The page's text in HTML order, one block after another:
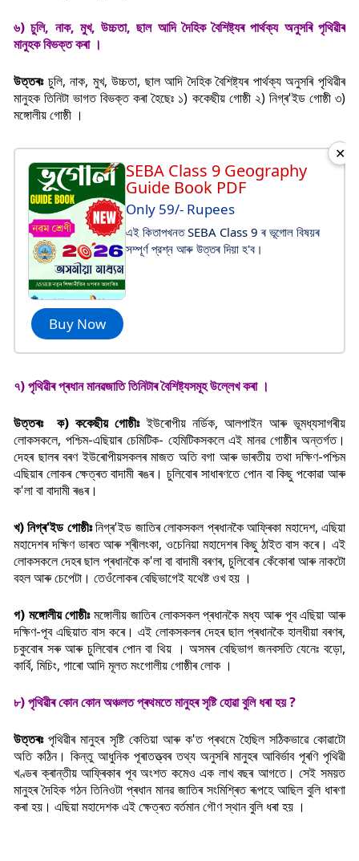
৬) চুলি, নাক, মুখ, উচ্চতা, ছাল আদি দৈহিক বৈশিষ্ট্যৰ পাৰ্থক্য অনুসৰি পৃথিৱীৰ
মানুহক বিভক্ত কৰা ।
উত্তৰঃ চুলি, নাক, মুখ, উচ্চতা, ছাল আদি দৈহিক বৈশিষ্ট্যৰ পাৰ্থক্য অনুসৰি পৃথিৱীৰ
মানুহক তিনিটা ভাগত বিভক্ত কৰা হৈছেঃ ১) ককেছীয় গোষ্ঠী ২) নিগ্ৰ'ইড গোষ্ঠী ৩)
মঙ্গোলীয় গোষ্ঠী ।
Buy Now
SEBA Class 9 Geography
Guide Book PDF
Only 59/- Rupees
এই কিতাপখনত SEBA Class 9 ৰ ভূগোল বিষয়ৰ
সম্পূর্ণ প্রশ্ন আৰু উত্তৰ দিয়া হ'ব।
✕
৭) পৃথিৱীৰ প্ৰধান মানৱজাতি তিনিটাৰ বৈশিষ্ট্যসমূহ উল্লেখ কৰা ।
উত্তৰঃ ক) ককেছীয় গোষ্ঠীঃইউৰোপীয় নৰ্ডিক, আলপাইন আৰু ভূমধ্যসাগৰীয়
লোকসকলে, পশ্চিম-এছিয়াৰ চেমিটিক- হেমিটিকসকলে এই মানৱ গোষ্ঠীৰ অন্তৰ্গত।
দেহৰ ছালৰ বৰণ ইউৰোপীয়সকলৰ মাজত অতি বগা আৰু ভাৰতীয় তথা দক্ষিণ-পশ্চিম
এছিয়াৰ লোকৰ ক্ষেত্ৰত বাদামী ৰঙৰ। চুলিবোৰ সাধাৰণতে পোন বা কিছু পকোৱা আৰু
ক'লা বা বাদামী ৰঙৰ।
খ) নিগ্ৰ'ইড গোষ্ঠীঃ নিগ্ৰ'ইড জাতিৰ লোকসকল প্ৰধানকৈ আফ্ৰিকা মহাদেশ, এছিয়া
মহাদেশৰ দক্ষিণ ভাৰত আৰু শ্ৰীলংকা, ওচেনিয়া মহাদেশৰ কিছু ঠাইত বাস কৰে। এই
লোকসকলে দেহৰ ছাল প্ৰধানকৈ ক'লা বা বাদামী বৰণৰ, চুলিবোৰ কেঁকোৰা আৰু নাকটো
বহল আৰু চেপেটা। তেওঁলোকৰ বেছিভাগেই যথেষ্ট ওখ হয় ।
গ) মঙ্গোলীয় গোষ্ঠীঃমঙ্গোলীয় জাতিৰ লোকসকল প্ৰধানকৈ মধ্য আৰু পূব এছিয়া আৰু
দক্ষিণ-পূব এছিয়াত বাস কৰে। এই লোকসকলৰ দেহৰ ছাল প্ৰধানকৈ হালধীয়া বৰণৰ,
চকুবোৰ সৰু আৰু চুলিবোৰ পোন বা থিয় । অসমৰ বেছিভাগ জনবসতি যেনেঃ বড়ো,
কাৰ্বি, মিচিং, গাৰো আদি মূলত মংগোলীয় গোষ্ঠীৰ লোক ।
৮) পৃথিৱীৰ কোন কোন অঞ্চলত প্ৰথমতে মানুহৰ সৃষ্টি হোৱা বুলি ধৰা হয় ?
উত্তৰঃপৃথিৱীৰ মানুহৰ সৃষ্টি কেতিয়া আৰু ক'ত প্ৰথমে হৈছিল সঠিকভাৱে কোৱাটো
অতি কঠিন। কিন্তু আধুনিক পূৰাতত্ত্বৰ তথ্য অনুসৰি মানুহৰ আবিৰ্ভাব পূৰণি পৃথিৱী
খণ্ডৰ ক্ৰান্তীয় আফ্ৰিকাৰ পূব অংশত কমেও এক লাখ বছৰ আগতে। সেই সময়ত
মানুহৰ দৈহিক গঠন তিনিওটা প্ৰধান মানৱ জাতিৰ সংমিশ্ৰিত ৰূপহে আছিল বুলি ধাৰণা
কৰা হয়। এছিয়া মহাদেশক এই ক্ষেত্ৰত বৰ্তমান গৌণ স্থান বুলি ধৰা হয় ।